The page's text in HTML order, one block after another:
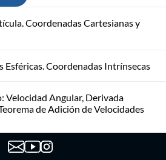
Coordenadas Cartesianas y
Esféricas. Coordenadas Intrínsecas
Velocidad Angular, Derivada
de Adición de Velocidades
de Roverbal, Teorema de